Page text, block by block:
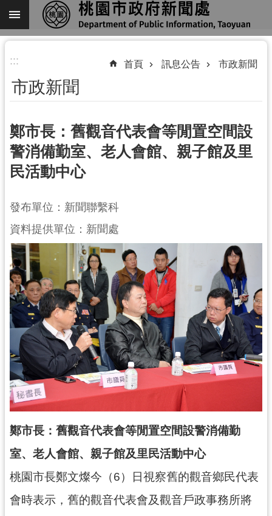
跳到主要內容區塊
進
搜
尋
關
於
們
機
關
通
訊
錄
業
務
資
訊
訊
息
公
告
便
民
服
::: 首頁 訊息公告 市政新聞
市政新聞
鄭市長：舊觀音代表會等閒置空間設
警消備勤室、老人會館、親子館及里
民活動中心
發布單位：新聞聯繫科
資料提供單位：新聞處
鄭市長：舊觀音代表會等閒置空間設警消備勤
室、老人會館、親子館及里民活動中心
桃園市長鄭文燦今（6）日視察舊的觀音鄉民代表
會時表示，舊的觀音代表會及觀音戶政事務所將